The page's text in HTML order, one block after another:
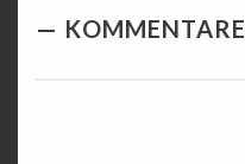
KOMMENTARE